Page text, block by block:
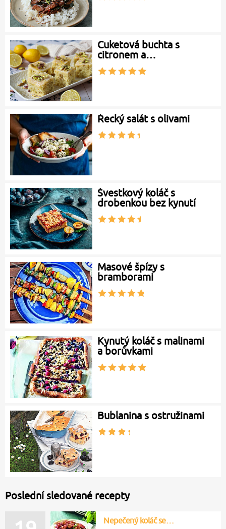
Cuketová buchta s
citronem a…
Řecký salát s olivami
Švestkový koláč s
drobenkou bez kynutí
Masové špízy s
bramborami
Kynutý koláč s malinami
a borůvkami
Bublanina s ostružinami
Poslední sledované recepty
Nepečený koláč se…